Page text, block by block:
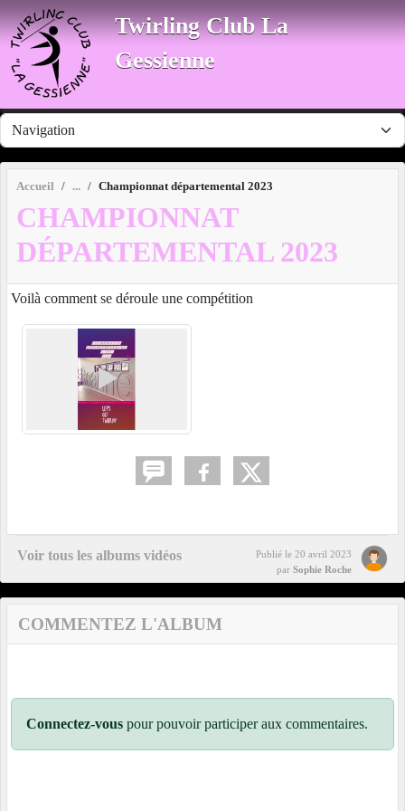
Twirling Club La
Gessienne
Accueil Championnat départemental 2023
CHAMPIONNAT
DÉPARTEMENTAL 2023
Voilà comment se déroule une compétition
Voir tous les albums vidéos Publié le 20 avril 2023
par Sophie Roche
COMMENTEZ L'ALBUM
Connectez-vous pour pouvoir participer aux commentaires.
Panneau de gestion des cookies